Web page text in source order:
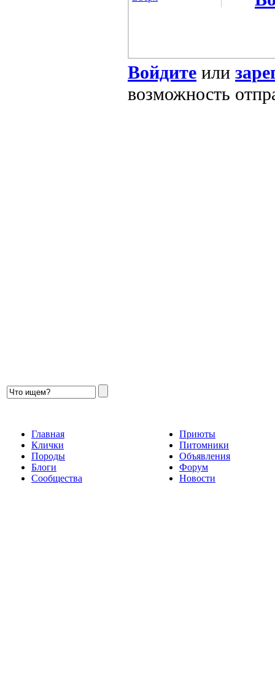
Войдите или
возможность
Главная
Клички
Породы
Блоги
Сообщества
Приюты
Питомники
Объявления
Форум
Новости